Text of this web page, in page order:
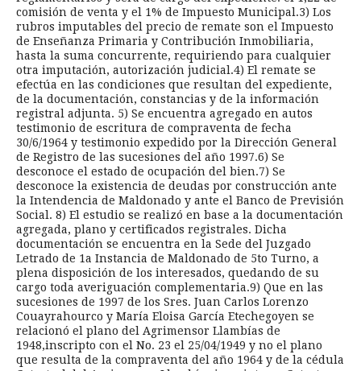
comisión de venta y el 1% de Impuesto Municipal.3) Los
rubros imputables del precio de remate son el Impuesto
de Enseñanza Primaria y Contribución Inmobiliaria,
hasta la suma concurrente, requiriendo para cualquier
otra imputación, autorización judicial.4) El remate se
efectúa en las condiciones que resultan del expediente,
de la documentación, constancias y de la información
registral adjunta. 5) Se encuentra agregado en autos
testimonio de escritura de compraventa de fecha
30/6/1964 y testimonio expedido por la Dirección General
de Registro de las sucesiones del año 1997.6) Se
desconoce el estado de ocupación del bien.7) Se
desconoce la existencia de deudas por construcción ante
la Intendencia de Maldonado y ante el Banco de Previsión
Social. 8) El estudio se realizó en base a la documentación
agregada, plano y certificados registrales. Dicha
documentación se encuentra en la Sede del Juzgado
Letrado de 1a Instancia de Maldonado de 5to Turno, a
plena disposición de los interesados, quedando de su
cargo toda averiguación complementaria.9) Que en las
sucesiones de 1997 de los Sres. Juan Carlos Lorenzo
Couayrahourco y María Eloisa García Etechegoyen se
relacionó el plano del Agrimensor Llambías de
1948,inscripto con el No. 23 el 25/04/1949 y no el plano
que resulta de la compraventa del año 1964 y de la cédula